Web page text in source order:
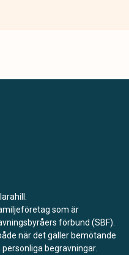
som är
förbund (SBF).
när det gäller bemötande
begravningar.